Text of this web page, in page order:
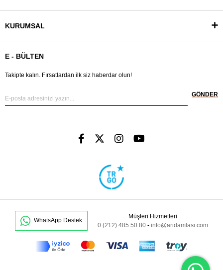
KURUMSAL
E - BÜLTEN
Takipte kalın. Fırsatlardan ilk siz haberdar olun!
GÖNDER
WhatsApp Destek
Müşteri Hizmetleri
0 (212) 485 50 80- info@aridamlasi.com